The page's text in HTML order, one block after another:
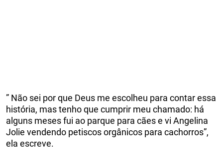
” Não sei por que Deus me escolheu para contar essa
história, mas tenho que cumprir meu chamado: há
alguns meses fui ao parque para cães e vi Angelina
Jolie vendendo petiscos orgânicos para cachorros”,
ela escreve.